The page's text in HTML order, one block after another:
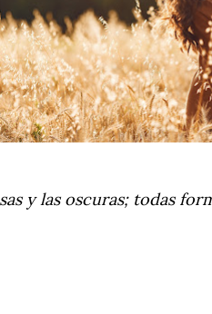
y las oscuras; todas